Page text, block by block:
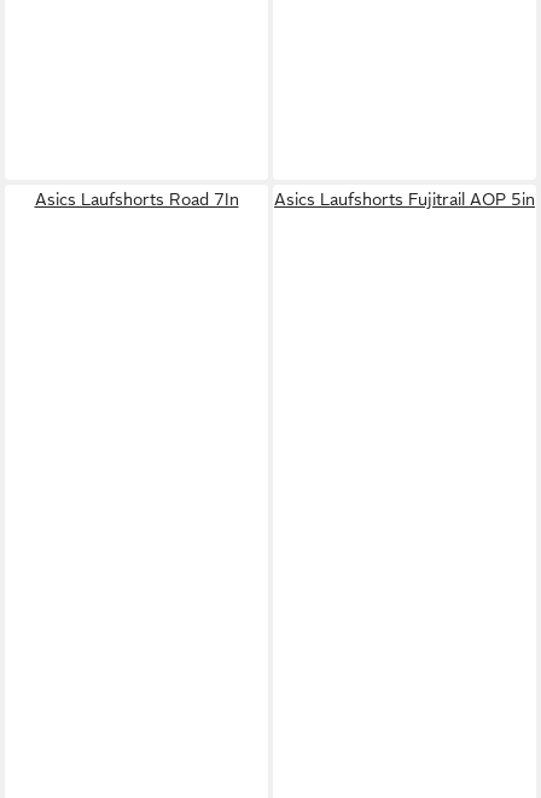
Asics Laufshorts Road 7In Asics Laufshorts Fujitrail AOP 5in